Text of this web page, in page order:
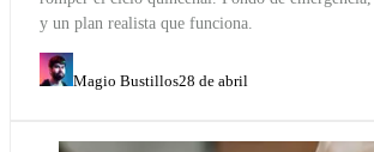
y un plan realista que funciona.
Magio Bustillos28 de abril